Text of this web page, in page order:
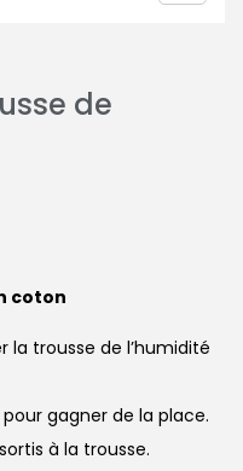
de
coton
trousse de l’humidité
gagner de la place.
à la trousse.